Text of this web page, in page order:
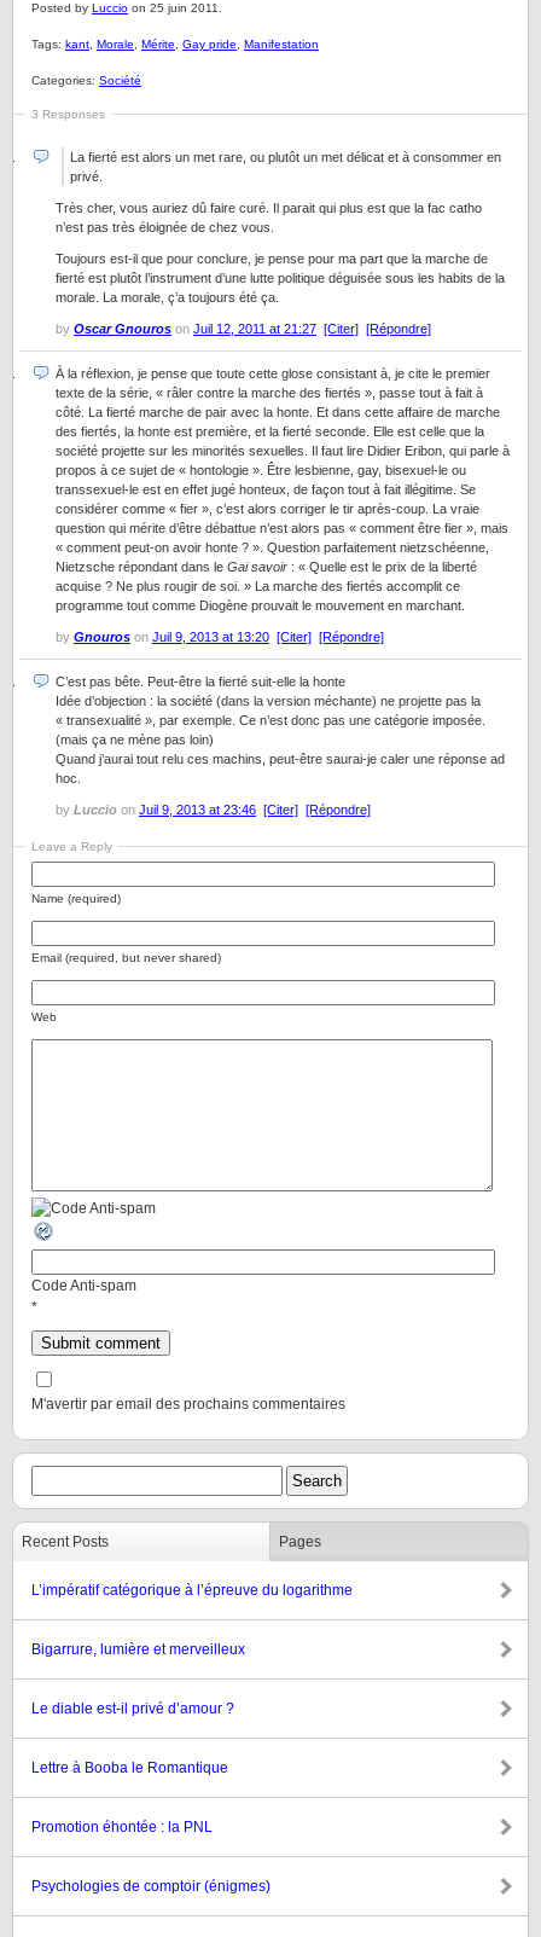
Posted by Luccio on 25 juin 2011.
Tags: kant Morale Mérite Gay pride Manifestation
Categories: Société
3 Responses
La fierté est alors un met rare, ou plutôt un met délicat et à consommer en
privé.
Très cher, vous auriez dû faire curé. Il parait qui plus est que la fac catho
n’est pas très éloignée de chez vous.
Toujours est-il que pour conclure, je pense pour ma part que la marche de
fierté est plutôt l’instrument d’une lutte politique déguisée sous les habits de la
morale. La morale, ç’a toujours été ça.
by Oscar Gnouros on Juil 12, 2011 at 21:27 [Citer] [Répondre]
À la réflexion, je pense que toute cette glose consistant à, je cite le premier
texte de la série, « râler contre la marche des fiertés », passe tout à fait à
côté. La fierté marche de pair avec la honte. Et dans cette affaire de marche
des fiertés, la honte est première, et la fierté seconde. Elle est celle que la
société projette sur les minorités sexuelles. Il faut lire Didier Eribon, qui parle à
propos à ce sujet de « hontologie ». Être lesbienne, gay, bisexuel-le ou
transsexuel-le est en effet jugé honteux, de façon tout à fait illégitime. Se
considérer comme « fier », c’est alors corriger le tir après-coup. La vraie
question qui mérite d’être débattue n’est alors pas « comment être fier », mais
« comment peut-on avoir honte ? ». Question parfaitement nietzschéenne,
Nietzsche répondant dans le Gai savoir : « Quelle est le prix de la liberté
acquise ? Ne plus rougir de soi. » La marche des fiertés accomplit ce
programme tout comme Diogène prouvait le mouvement en marchant.
by Gnouros on Juil 9, 2013 at 13:20 [Citer] [Répondre]
C’est pas bête. Peut-être la fierté suit-elle la honte
Idée d’objection : la société (dans la version méchante) ne projette pas la
« transexualité », par exemple. Ce n’est donc pas une catégorie imposée.
(mais ça ne mène pas loin)
Quand j’aurai tout relu ces machins, peut-être saurai-je caler une réponse ad
hoc.
by Luccio on Juil 9, 2013 at 23:46 [Citer] [Répondre]
Leave a Reply
Name (required)
Email (required, but never shared)
Web
Code Anti-spam
*
M'avertir par email des prochains commentaires
Recent Posts Pages
L’impératif catégorique à l’épreuve du logarithme
Bigarrure, lumière et merveilleux
Le diable est-il privé d’amour ?
Lettre à Booba le Romantique
Promotion éhontée : la PNL
Psychologies de comptoir (énigmes)